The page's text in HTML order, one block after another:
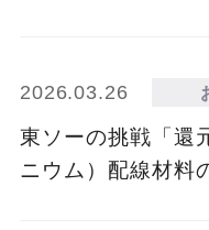
2026.03.26
東ソーの挑戦「還
ニウム）配線材料